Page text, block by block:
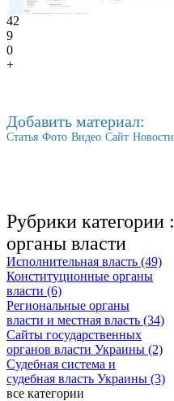
42
9
0
+
Добавить материал:
Статья Фото Видео Сайт Новости
Рубрики категории :
органы власти
Исполнительная власть (49)
Конституционные органы
власти (6)
Региональные органы
власти и местная власть (34)
Сайты государственных
органов власти Украины (2)
Судебная система и
судебная власть Украины (3)
все категории